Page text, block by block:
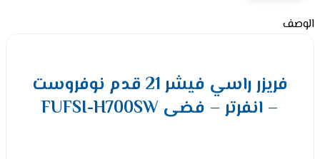
الوصف
فريزر راسي فيشر 21 قدم نوفروست
– انفرتر – فضى FUFSI-H700SW